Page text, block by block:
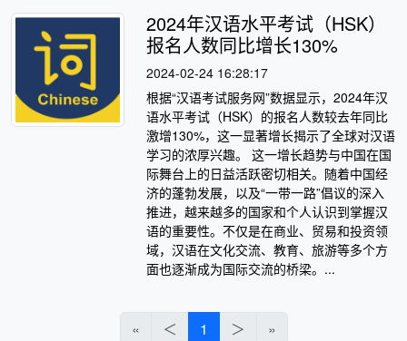
2024年汉语水平考试（HSK）
报名人数同比增长130%
2024-02-24 16:28:17
根据“汉语考试服务网”数据显示，2024年汉
语水平考试（HSK）的报名人数较去年同比
激增130%，这一显著增长揭示了全球对汉语
学习的浓厚兴趣。 这一增长趋势与中国在国
际舞台上的日益活跃密切相关。随着中国经
济的蓬勃发展，以及“一带一路”倡议的深入
推进，越来越多的国家和个人认识到掌握汉
语的重要性。不仅是在商业、贸易和投资领
域，汉语在文化交流、教育、旅游等多个方
面也逐渐成为国际交流的桥梁。...
« ＜ 1 ＞ »